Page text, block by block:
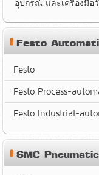
อุปกรณ์ และเครื่องมือ
Festo
Festo
Festo Process-
Festo Industrial-
SMC Pneumatic